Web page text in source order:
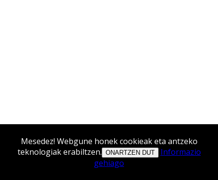
Mesedez! Webgune honek cookieak eta antzeko
teknologiak erabiltzen. ONARTZEN DUT
Informazio
gehiago